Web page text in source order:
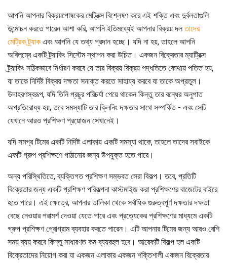
আপনি আপনার বিক্রয়পোষকের মেট্রিক্স বিশ্লেষণ করে এই শক্তি এবং দুর্বলতাগুলি
উন্মোচন করতে পারেন আশা করি, আপনি ইতিমধ্যেই আপনার বিক্রয় দলতাদের
মেট্রিক ট্র্যাক এবং আপনি যে তথ্য প্রদান হচ্ছে। যদি না হয়, তাহলে আপনি
অবিলম্বে একটি ট্র্যাকিং সিস্টেম স্থাপন করা উচিত। একজন বিক্রেতার ম্যাট্রিক্স
ট্র্যাকিং সঠিকভাবে নির্ধারণ করবে যে তার বিক্রয় বিক্রয় পদ্ধতিতে কোথায় পতিত হয়,
যা তাকে নির্দিষ্ট বিক্রয় দক্ষতা সনাক্ত করতে সাহায্য করবে যা তাকে অপ্রতুল।
উদাহরণস্বরূপ, যদি তিনি প্রচুর পরিচর্যা পেয়ে থাকেন কিন্তু তার বন্ধের অনুপাত
অপ্রতিরোধ্য হয়, তবে সমস্যাটি তার ক্লিনিং দক্ষতার সাথে সম্পর্কিত - এবং সেটি
যেখানে আরও প্রশিক্ষণ প্রয়োজন সেখানেই।
যদি সমগ্র টিমের একটি নির্দিষ্ট এলাকায় একটি সমস্যা থাকে, তাহলে তাদের সবাইকে
একটি গ্রুপ প্রশিক্ষণে পাঠানোর জন্য উপযুক্ত হতে পারে।
অন্য পরিস্থিতিতে, ব্যক্তিগত প্রশিক্ষণ সম্ভবত সেরা বিকল্প। তবে, প্রতিটি
বিক্রেতার জন্য একটি প্রশিক্ষণ পরিকল্পনা কাস্টমাইজ করা প্রশিক্ষণের বাজেটের বাইরে
হতে পারে। এই ক্ষেত্রে, আপনার তালিকা থেকে সর্বাধিক গুরুত্বপূর্ণ দক্ষতার দক্ষতা
বেছে নেওয়ার পরামর্শ দেওয়া যেতে পারে এবং প্রত্যেকের প্রশিক্ষণের মাধ্যমে একটি
গ্রুপ প্রশিক্ষণ প্রোগ্রাম ব্যবহার করতে পারেন। এটি আপনার টিমের জন্য আরও বেশি
সময় ব্যয় করবে কিন্তু সাধারণত কম ব্যয়বহুল হবে। আরেকটি বিকল্প হল একটি
বিক্রেতাদের নিয়োগ করা যা একজন এলাকার একজন শক্তিশালী একজন বিক্রেতার